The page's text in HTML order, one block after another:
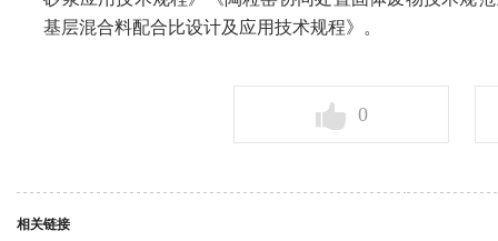
基层混合料配合比设计及应用技术规程》。
0
相关链接